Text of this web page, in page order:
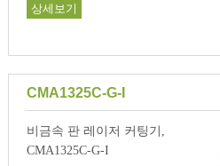
상세보기
CMA1325C-G-I
비금속 판 레이저 커팅기,
CMA1325C-G-I